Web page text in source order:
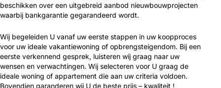
beschikken over een uitgebreid aanbod nieuwbouwprojecten
waarbij bankgarantie gegarandeerd wordt.
Wij begeleiden U vanaf uw eerste stappen in uw koopproces
voor uw ideale vakantiewoning of opbrengsteigendom. Bij een
eerste verkennend gesprek, luisteren wij graag naar uw
wensen en verwachtingen. Wij selecteren voor U graag de
ideale woning of appartement die aan uw criteria voldoen.
Bovendien garanderen wij U de beste prijs – kwaliteit !